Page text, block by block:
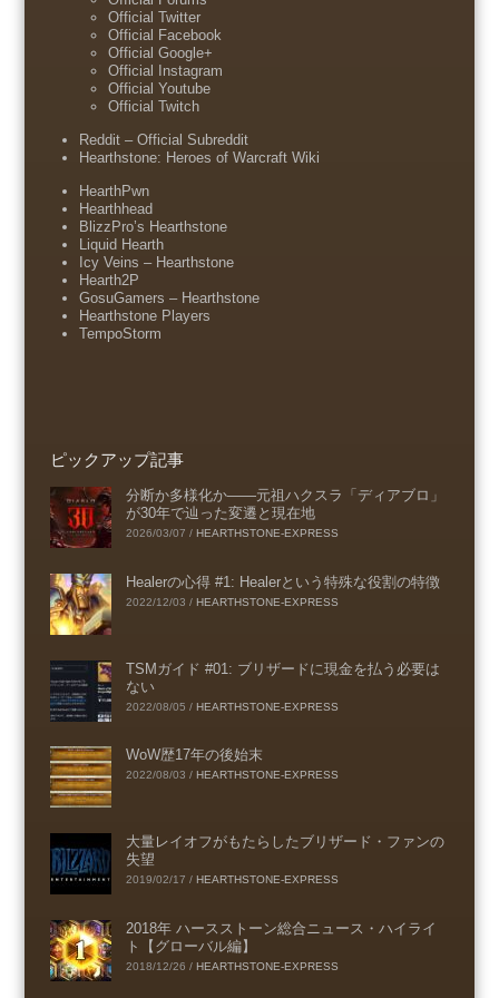
Official Twitter
Official Facebook
Official Google+
Official Instagram
Official Youtube
Official Twitch
Reddit – Official Subreddit
Hearthstone: Heroes of Warcraft Wiki
HearthPwn
Hearthhead
BlizzPro’s Hearthstone
Liquid Hearth
Icy Veins – Hearthstone
Hearth2P
GosuGamers – Hearthstone
Hearthstone Players
TempoStorm
ピックアップ記事
分断か多様化か――元祖ハクスラ「ディアブロ」
が30年で辿った変遷と現在地
2026/03/07 / HEARTHSTONE-EXPRESS
Healerの心得 #1: Healerという特殊な役割の特徴
2022/12/03 / HEARTHSTONE-EXPRESS
TSMガイド #01: ブリザードに現金を払う必要は
ない
2022/08/05 / HEARTHSTONE-EXPRESS
WoW歴17年の後始末
2022/08/03 / HEARTHSTONE-EXPRESS
大量レイオフがもたらしたブリザード・ファンの
失望
2019/02/17 / HEARTHSTONE-EXPRESS
2018年 ハースストーン総合ニュース・ハイライ
ト【グローバル編】
2018/12/26 / HEARTHSTONE-EXPRESS